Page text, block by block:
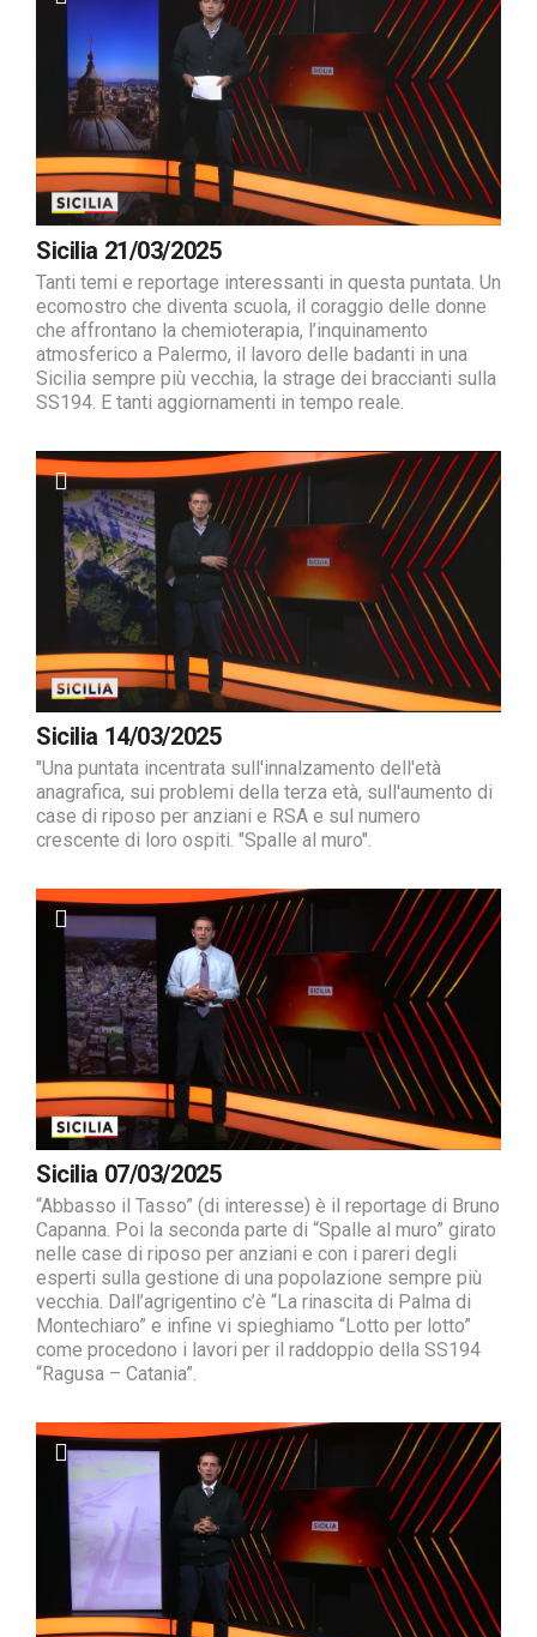
Sicilia 21/03/2025
Tanti temi e reportage interessanti in questa puntata. Un
ecomostro che diventa scuola, il coraggio delle donne
che affrontano la chemioterapia, l’inquinamento
atmosferico a Palermo, il lavoro delle badanti in una
Sicilia sempre più vecchia, la strage dei braccianti sulla
SS194. E tanti aggiornamenti in tempo reale.
Sicilia 14/03/2025
"Una puntata incentrata sull'innalzamento dell'età
anagrafica, sui problemi della terza età, sull'aumento di
case di riposo per anziani e RSA e sul numero
crescente di loro ospiti. "Spalle al muro".
Sicilia 07/03/2025
“Abbasso il Tasso” (di interesse) è il reportage di Bruno
Capanna. Poi la seconda parte di “Spalle al muro” girato
nelle case di riposo per anziani e con i pareri degli
esperti sulla gestione di una popolazione sempre più
vecchia. Dall’agrigentino c’è “La rinascita di Palma di
Montechiaro” e infine vi spieghiamo “Lotto per lotto”
come procedono i lavori per il raddoppio della SS194
“Ragusa – Catania”.